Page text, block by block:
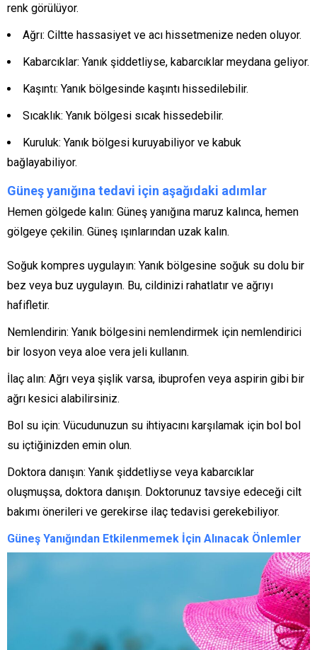
renk görülüyor.
Ağrı: Ciltte hassasiyet ve acı hissetmenize neden oluyor.
Kabarcıklar: Yanık şiddetliyse, kabarcıklar meydana geliyor.
Kaşıntı: Yanık bölgesinde kaşıntı hissedilebilir.
Sıcaklık: Yanık bölgesi sıcak hissedebilir.
Kuruluk: Yanık bölgesi kuruyabiliyor ve kabuk
bağlayabiliyor.
Güneş yanığına tedavi için aşağıdaki adımlar
Hemen gölgede kalın: Güneş yanığına maruz kalınca, hemen
gölgeye çekilin. Güneş ışınlarından uzak kalın.
Soğuk kompres uygulayın: Yanık bölgesine soğuk su dolu bir
bez veya buz uygulayın. Bu, cildinizi rahatlatır ve ağrıyı
hafifletir.
Nemlendirin: Yanık bölgesini nemlendirmek için nemlendirici
bir losyon veya aloe vera jeli kullanın.
İlaç alın: Ağrı veya şişlik varsa, ibuprofen veya aspirin gibi bir
ağrı kesici alabilirsiniz.
Bol su için: Vücudunuzun su ihtiyacını karşılamak için bol bol
su içtiğinizden emin olun.
Doktora danışın: Yanık şiddetliyse veya kabarcıklar
oluşmuşsa, doktora danışın. Doktorunuz tavsiye edeceği cilt
bakımı önerileri ve gerekirse ilaç tedavisi gerekebiliyor.
Güneş Yanığından Etkilenmemek İçin Alınacak Önlemler